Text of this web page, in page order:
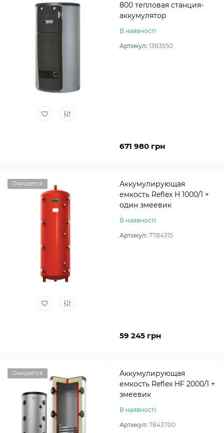
800 тепловая станция-
аккумулятор
В наявності
Артикул: 1383550
671 980 грн
Ожидается
Аккумулирующая
емкость Reflex H 1000/1 +
один змеевик
В наявності
Артикул: 7784315
59 245 грн
Ожидается
Аккумулирующая
емкость Reflex HF 2000/1 +
змеевик
В наявності
Артикул: 7843700